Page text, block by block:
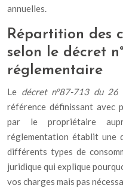
annuelles.
Répartition des
selon le décret
réglementaire
Le décret n°87-713 du
référence définissant avec
par le propriétaire
réglementation établit une
différents types de
juridique qui explique
vos charges mais pas